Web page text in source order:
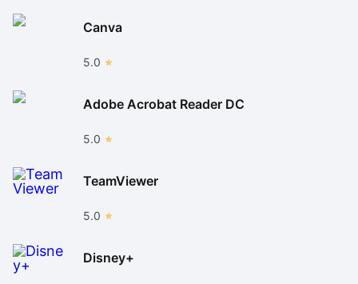
Canva
5.0
Adobe Acrobat Reader DC
5.0
TeamViewer
5.0
Disney+